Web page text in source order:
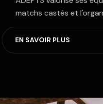
matchs castés et
EN SAVOIR PLUS